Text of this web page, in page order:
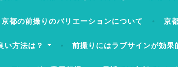
京都の前撮りのバリエーションについて 京
い方法は？ 前撮りにはラブサインが効果